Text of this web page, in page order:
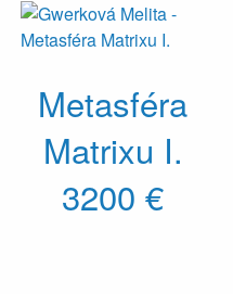
Metasféra
Matrixu I.
3200 €